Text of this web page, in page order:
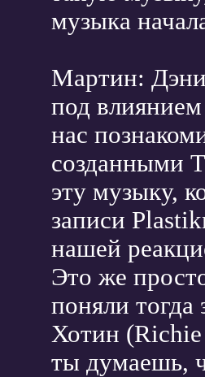
музыка
Мартин:
под
нас
созданными
эту музыку,
записи
нашей
Это же
поняли
Хотин
ты думаешь,